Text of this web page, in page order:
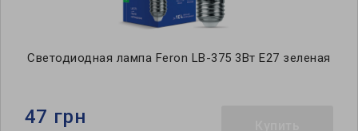
Светодиодная лампа Feron LB-375 3Вт E27 зеленая
47 грн